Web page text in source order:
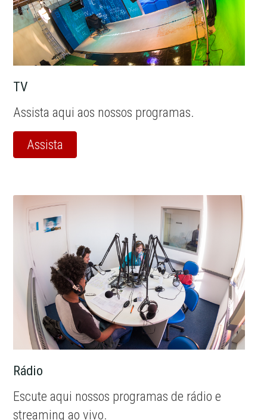
TV
Assista aqui aos nossos programas.
Assista
Rádio
Escute aqui nossos programas de rádio e
streaming ao vivo.